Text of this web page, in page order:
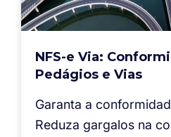
NFS-e Via:
Pedágios e Vias
Garanta a
Reduza gargalos na